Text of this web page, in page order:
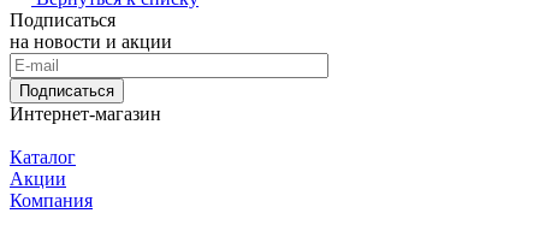
Подписаться
на новости и акции
Подписаться
Интернет-магазин
Каталог
Акции
Компания